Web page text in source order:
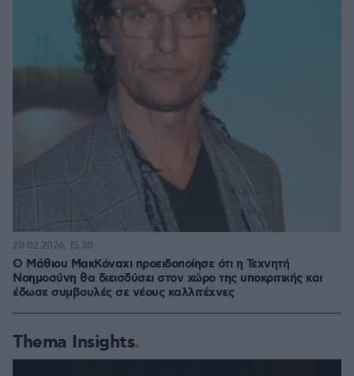
Ο Μάθιου ΜακΚόναχι προειδοποίησε ότι η Τεχνητή
Νοημοσύνη θα διεισδύσει στον χώρο της υποκριτικής και
έδωσε συμβουλές σε νέους καλλιτέχνες
20.02.2026, 15:30
Thema Insights